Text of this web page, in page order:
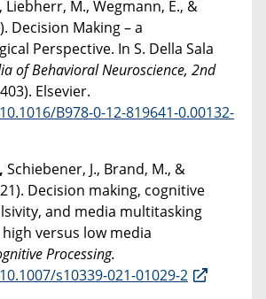
, Liebherr, M., Wegmann, E., &
Decision Making – a
Perspective. In S. Della Sala
of Behavioral Neuroscience, 2nd
Elsevier.
B978-0-12-819641-0.00132-
Schiebener, J., Brand, M., &
Decision making, cognitive
and media multitasking
versus low media
Processing.
s10339-021-01029-2